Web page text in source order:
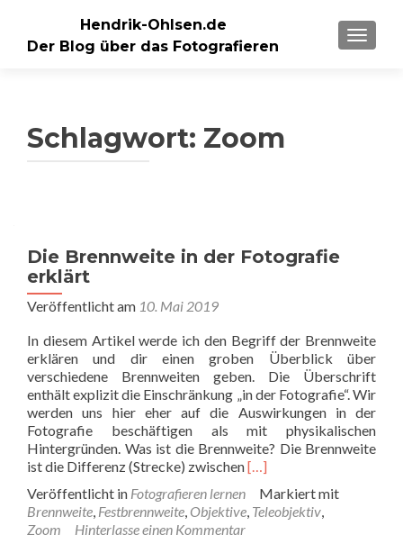
Hendrik-Ohlsen.de
Der Blog über das Fotografieren
Schlagwort: Zoom
Die Brennweite in der Fotografie
erklärt
Veröffentlicht am 10. Mai 2019
In diesem Artikel werde ich den Begriff der Brennweite
erklären und dir einen groben Überblick über
verschiedene Brennweiten geben. Die Überschrift
enthält explizit die Einschränkung „in der Fotografie“. Wir
werden uns hier eher auf die Auswirkungen in der
Fotografie beschäftigen als mit physikalischen
Hintergründen. Was ist die Brennweite? Die Brennweite
ist die Differenz (Strecke) zwischenRead
about
Die
[…]
Veröffentlicht in Fotografieren lernen
Markiert mit
Brennweite, Festbrennweite, Objektive, Teleobjektiv,
Zoom
Hinterlasse einen Kommentar